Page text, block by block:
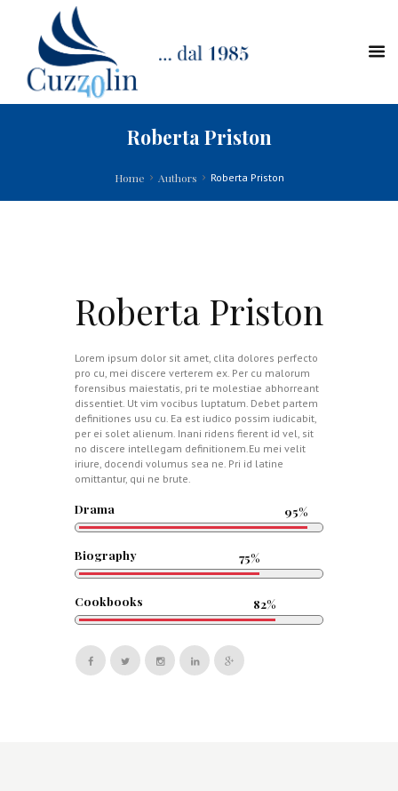
Roberta Priston
Home Authors Roberta Priston
Roberta Priston
Lorem ipsum dolor sit amet, clita dolores perfecto
pro cu, mei discere verterem ex. Per cu malorum
forensibus maiestatis, pri te molestiae abhorreant
dissentiet. Ut vim vocibus luptatum. Debet partem
definitiones usu cu. Ea est iudico possim iudicabit,
per ei solet alienum. Inani ridens fierent id vel, sit
no discere intellegam definitionem.Eu mei velit
iriure, docendi volumus sea ne. Pri id latine
omittantur, qui ne brute.
Drama 95%
Biography 75%
Cookbooks 82%